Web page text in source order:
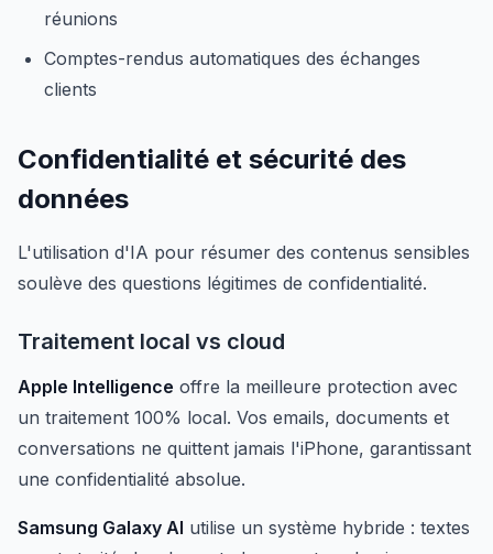
réunions
Comptes-rendus automatiques des échanges
clients
Confidentialité et sécurité des
données
L'utilisation d'IA pour résumer des contenus sensibles
soulève des questions légitimes de confidentialité.
Traitement local vs cloud
Apple Intelligence offre la meilleure protection avec
un traitement 100% local. Vos emails, documents et
conversations ne quittent jamais l'iPhone, garantissant
une confidentialité absolue.
Samsung Galaxy AI utilise un système hybride : textes